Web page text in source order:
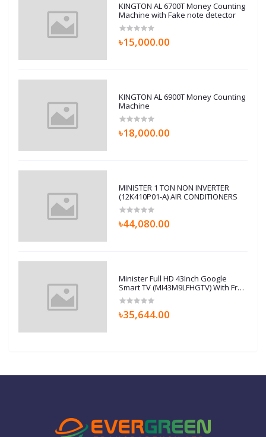
KINGTON AL 6700T Money Counting
Machine with Fake note detector
৳15,000.00
KINGTON AL 6900T Money Counting
Machine
৳18,000.00
MINISTER 1 TON NON INVERTER
(12K410P01-A) AIR CONDITIONERS
৳44,080.00
Minister Full HD 43Inch Google
Smart TV (MI43M9LFHGTV) With Free
Home Delivery
৳35,644.00